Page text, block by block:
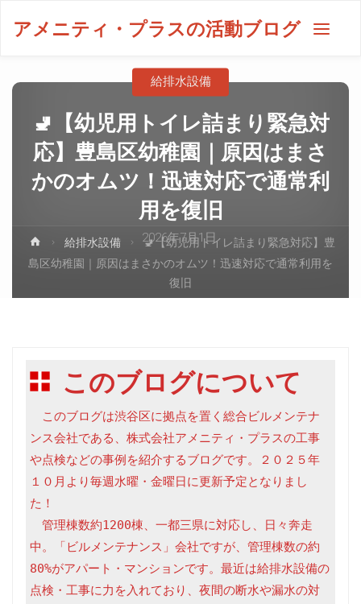
アメニティ・プラスの活動ブログ
🚽【幼児用トイレ詰まり緊急対
応】豊島区幼稚園｜原因はまさ
かのオムツ！迅速対応で通常利
用を復旧
2026年7月1日
給排水設備
給排水設備
🚽【幼児用トイレ詰まり緊急対応】豊
島区幼稚園｜原因はまさかのオムツ！迅速対応で通常利用を
復旧
このブログについて
このブログは渋谷区に拠点を置く総合ビルメンテナ
ンス会社である、株式会社アメニティ・プラスの工事
や点検などの事例を紹介するブログです。２０２５年
１０月より毎週水曜・金曜日に更新予定となりまし
た！
管理棟数約1200棟、一都三県に対応し、日々奔走
中。「ビルメンテナンス」会社ですが、管理棟数の約
80%がアパート・マンションです。最近は給排水設備の
点検・工事に力を入れており、夜間の断水や漏水の対